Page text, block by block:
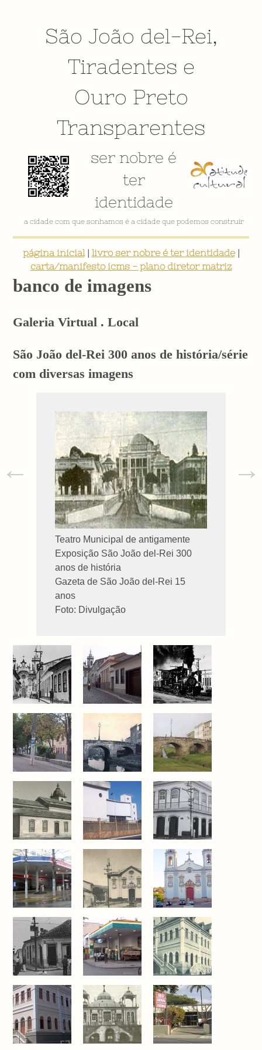
São João del-Rei,
Tiradentes e
Ouro Preto
Transparentes
ser nobre é
ter
identidade
a cidade com que sonhamos é a cidade que podemos construir
página inicial| livro ser nobre é ter identidade|
carta/manifesto icms - plano diretor matriz
banco de imagens
Galeria Virtual . Local
São João del-Rei 300 anos de história/série
com diversas imagens
Teatro Municipal de antigamente
Exposição São João del-Rei 300
anos de história
Gazeta de São João del-Rei 15
anos
Foto: Divulgação
← →